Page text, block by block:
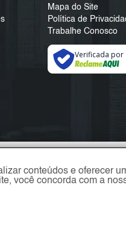
Mapa do Site
Política de
Trabalhe Conosco
Verificada por
conteúdos e oferecer
você concorda com a